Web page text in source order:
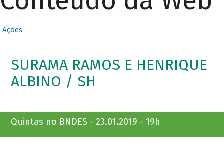
Ações
SURAMA RAMOS E HENRIQUE
ALBINO / SH
Quintas no BNDES - 23.01.2019 - 19h